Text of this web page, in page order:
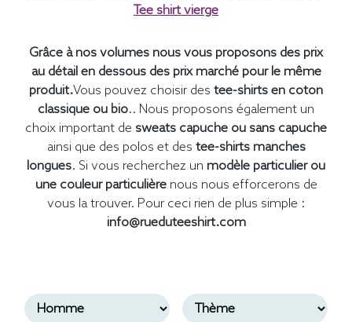
Tee shirt vierge
Grâce à nos volumes nous vous proposons des prix
au détail en dessous des prix marché pour le même
produit.Vous pouvez choisir des tee-shirts en coton
classique ou bio.. Nous proposons également un
choix important de sweats capuche ou sans capuche
ainsi que des polos et des tee-shirts manches
longues. Si vous recherchez un modèle particulier ou
une couleur particulièrenous nous efforcerons de
vous la trouver. Pour ceci rien de plus simple :
info@rueduteeshirt.com